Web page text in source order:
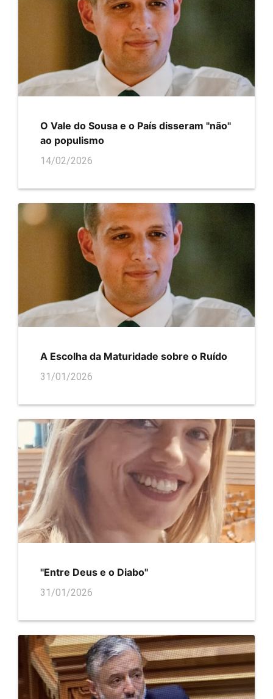
O Vale do Sousa e o País disseram "não"
ao populismo
14/02/2026
A Escolha da Maturidade sobre o Ruído
31/01/2026
"Entre Deus e o Diabo"
31/01/2026